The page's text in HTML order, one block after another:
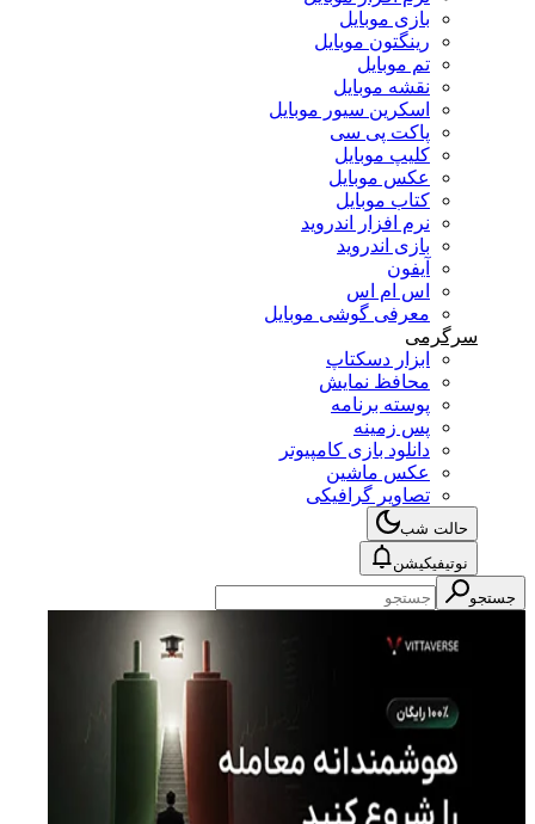
بازی موبایل
رینگتون موبایل
تم موبایل
نقشه موبایل
اسکرین سیور موبایل
پاکت پی سی
کلیپ موبایل
عکس موبایل
کتاب موبایل
نرم افزار اندروید
بازی اندروید
آیفون
اس ام اس
معرفی گوشی موبایل
سرگرمی
ابزار دسکتاپ
محافظ نمایش
پوسته برنامه
پس زمینه
دانلود بازی کامپیوتر
عکس ماشین
تصاویر گرافیکی
حالت شب
نوتیفیکیشن
جستجو